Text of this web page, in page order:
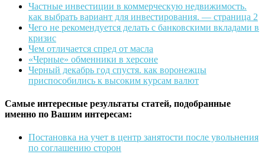
Частные инвестиции в коммерческую недвижимость.
как выбрать вариант для инвестирования. — страница 2
Чего не рекомендуется делать с банковскими вкладами в
кризис
Чем отличается спред от масла
«Черные» обменники в херсоне
Черный декабрь год спустя. как воронежцы
приспособились к высоким курсам валют
Самые интересные результаты статей, подобранные
именно по Вашим интересам:
Постановка на учет в центр занятости после увольнения
по соглашению сторон